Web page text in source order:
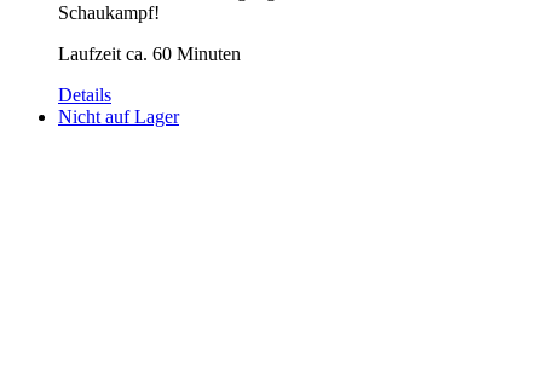
Schaukampf!
Laufzeit ca. 60 Minuten
Details
Nicht auf Lager